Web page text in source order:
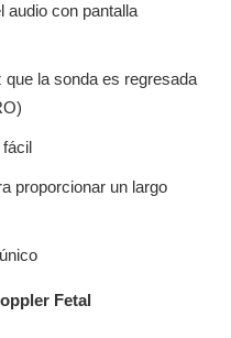
audio con pantalla
la sonda es regresada
fácil
proporcionar un largo
Fetal